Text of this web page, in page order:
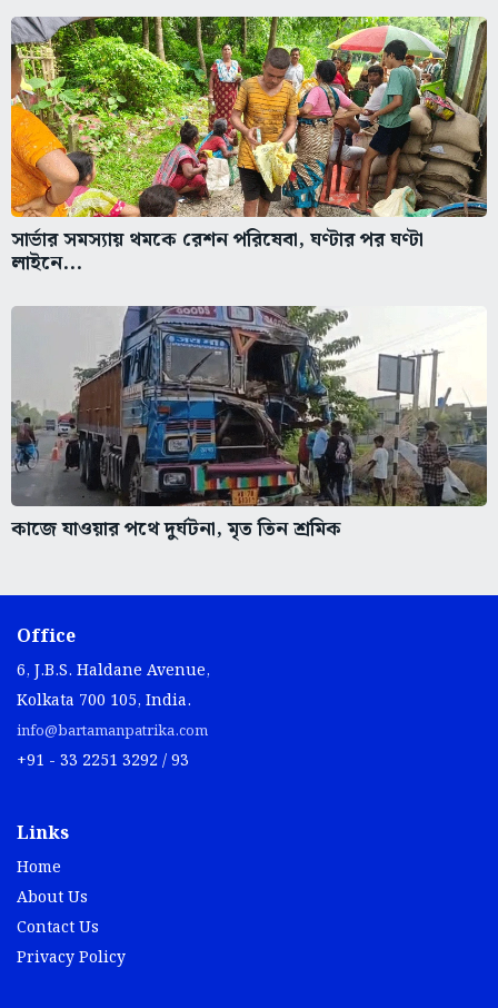
সার্ভার সমস্যায় থমকে রেশন পরিষেবা, ঘণ্টার পর ঘণ্টা
লাইনে...
কাজে যাওয়ার পথে দুর্ঘটনা, মৃত তিন শ্রমিক
Office
6, J.B.S. Haldane Avenue,
Kolkata 700 105, India.
info@bartamanpatrika.com
+91 - 33 2251 3292 / 93
Links
Home
About Us
Contact Us
Privacy Policy